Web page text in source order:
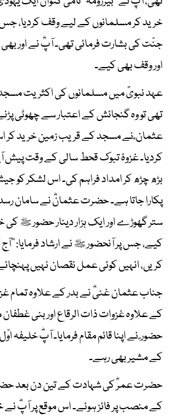
خرید کر مسلمانوں کے لیے وقف کردیا،
جنّت کی بشارت فرمائی تھی۔ آپؓ نے اور
اور وقف بھی کیے۔
عہد نبویؐ میں مسلمانوں کی اکثریت مسجد
تھی تو وہ گنجائش کے اعتبار سے چھوٹی
عثمان ؓ نے مسجد کے قریب زمین خرید
کردیا۔ غزوۂ تبوک قحط سالی کے وقت پیش
بڑھ چڑھ کر امداد فراہم کی۔ اس لشکر کو
پکارا جاتا ہے۔ حضرت عثمانؓ نے سامان
ستر گھوڑے اور ایک ہزار دینار حضور ﷺ
کیے، جس پر آنحضور ﷺ نے ارشاد فرمایا:
کریں، انہیں کوئی عمل نقصان نہیں پہنچائے
جناب عثمان غنیؓ نے بدر کے علاوہ تمام
کے علاوہ غزوات ذات الرقاع اور بنی
حضور ؐ نے اپنا قائم مقام فرمایا۔ آپؓ
کے مشیر بھی رہے۔
حضرت عمرؓ کی شہادت کے تین دن بعد
کے منصب پر فائز ہوئے۔ اس موقع پر آپؓ نے